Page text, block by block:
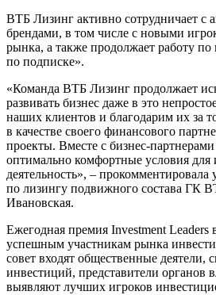
ВТБ Лизинг активно сотрудничает с
брендами, в том числе с новыми
рынка, а также продолжает работу
по подписке».
«Команда ВТБ Лизинг продолжает
развивать бизнес даже в это
наших клиентов и благодарим их за
в качестве своего финансового
проекты. Вместе с бизнес-
оптимально комфортные условия для
деятельность», –
по лизингу подвижного состава ГК
Ивановская.
Ежегодная премия Investment Leaders
успешным участникам рынка
совет входят общественные деятели,
инвестиций, представители органов
выявляют лучших игроков